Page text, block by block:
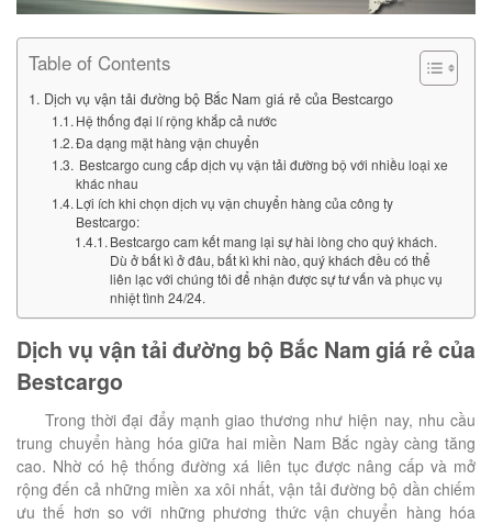
Table of Contents
Dịch vụ vận tải đường bộ Bắc Nam giá rẻ của Bestcargo
Hệ thống đại lí rộng khắp cả nước
Đa dạng mặt hàng vận chuyển
Bestcargo cung cấp dịch vụ vận tải đường bộ với nhiều loại xe
khác nhau
Lợi ích khi chọn dịch vụ vận chuyển hàng của công ty
Bestcargo:
Bestcargo cam kết mang lại sự hài lòng cho quý khách.
Dù ở bất kì ở đâu, bất kì khi nào, quý khách đều có thể
liên lạc với chúng tôi để nhận được sự tư vấn và phục vụ
nhiệt tình 24/24.
Dịch vụ vận tải đường bộ Bắc Nam giá rẻ của
Bestcargo
Trong thời đại đẩy mạnh giao thương như hiện nay, nhu cầu
trung chuyển hàng hóa giữa hai miền Nam Bắc ngày càng tăng
cao. Nhờ có hệ thống đường xá liên tục được nâng cấp và mở
rộng đến cả những miền xa xôi nhất, vận tải đường bộ dần chiếm
ưu thế hơn so với những phương thức vận chuyển hàng hóa